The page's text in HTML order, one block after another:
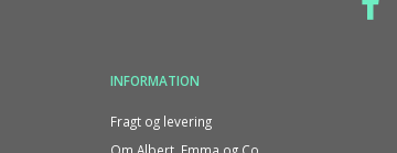
INFORMATION
Fragt og levering